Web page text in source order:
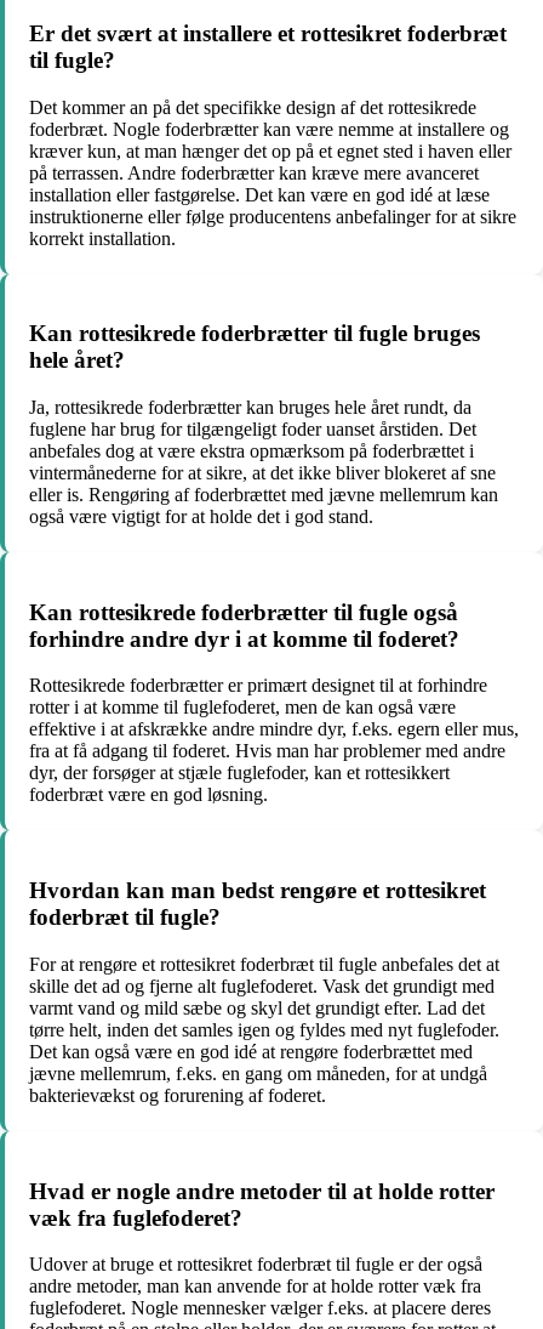
Er det svært at installere et rottesikret foderbræt
til fugle?
Det kommer an på det specifikke design af det rottesikrede
foderbræt. Nogle foderbrætter kan være nemme at installere og
kræver kun, at man hænger det op på et egnet sted i haven eller
på terrassen. Andre foderbrætter kan kræve mere avanceret
installation eller fastgørelse. Det kan være en god idé at læse
instruktionerne eller følge producentens anbefalinger for at sikre
korrekt installation.
Kan rottesikrede foderbrætter til fugle bruges
hele året?
Ja, rottesikrede foderbrætter kan bruges hele året rundt, da
fuglene har brug for tilgængeligt foder uanset årstiden. Det
anbefales dog at være ekstra opmærksom på foderbrættet i
vintermånederne for at sikre, at det ikke bliver blokeret af sne
eller is. Rengøring af foderbrættet med jævne mellemrum kan
også være vigtigt for at holde det i god stand.
Kan rottesikrede foderbrætter til fugle også
forhindre andre dyr i at komme til foderet?
Rottesikrede foderbrætter er primært designet til at forhindre
rotter i at komme til fuglefoderet, men de kan også være
effektive i at afskrække andre mindre dyr, f.eks. egern eller mus,
fra at få adgang til foderet. Hvis man har problemer med andre
dyr, der forsøger at stjæle fuglefoder, kan et rottesikkert
foderbræt være en god løsning.
Hvordan kan man bedst rengøre et rottesikret
foderbræt til fugle?
For at rengøre et rottesikret foderbræt til fugle anbefales det at
skille det ad og fjerne alt fuglefoderet. Vask det grundigt med
varmt vand og mild sæbe og skyl det grundigt efter. Lad det
tørre helt, inden det samles igen og fyldes med nyt fuglefoder.
Det kan også være en god idé at rengøre foderbrættet med
jævne mellemrum, f.eks. en gang om måneden, for at undgå
bakterievækst og forurening af foderet.
Hvad er nogle andre metoder til at holde rotter
væk fra fuglefoderet?
Udover at bruge et rottesikret foderbræt til fugle er der også
andre metoder, man kan anvende for at holde rotter væk fra
fuglefoderet. Nogle mennesker vælger f.eks. at placere deres